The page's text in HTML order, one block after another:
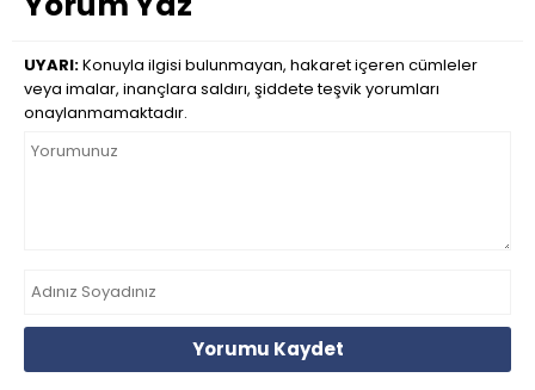
UYARI:Konuyla ilgisi bulunmayan, hakaret içeren cümleler
veya imalar, inançlara saldırı, şiddete teşvik yorumları
onaylanmamaktadır.
Yorumu Kaydet